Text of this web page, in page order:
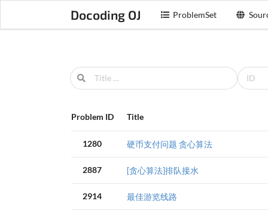
Docoding OJ ProblemSet
Problem ID Title
1280 硬币支付问题 贪心算法
2887 [贪心算法]排队接水
2914 最佳游览线路